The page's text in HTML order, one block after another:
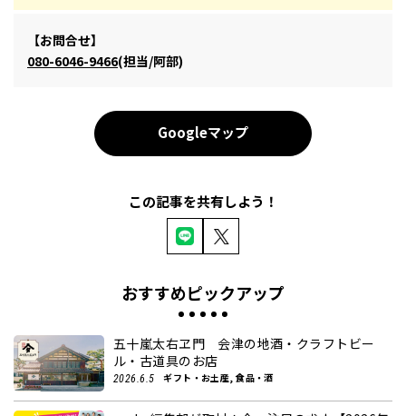
【お問合せ】
080-6046-9466(担当/阿部)
Googleマップ
この記事を共有しよう！
おすすめピックアップ
五十嵐太右ヱ門 会津の地酒・クラフトビー
ル・古道具のお店
2026.6.5 ギフト・お土産, 食品・酒